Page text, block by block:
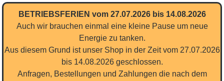
Zum Hauptinhalt springen
BETRIEBSFERIEN vom 27.07.2026 bis 14.08.2026
Auch wir brauchen einmal eine kleine Pause um neue
Energie zu tanken.
Aus diesem Grund ist unser Shop in der Zeit vom 27.07.2026
bis 14.08.2026 geschlossen.
Anfragen, Bestellungen und Zahlungen die nach dem